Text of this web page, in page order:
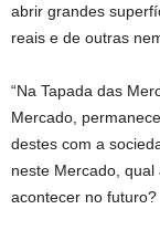
abrir grandes
reais e de outras
“Na Tapada das
Mercado,
destes com a
neste Mercado,
acontecer no futuro?